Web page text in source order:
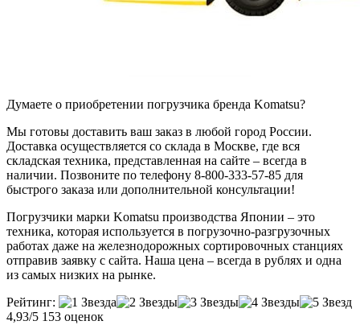
Думаете о приобретении погрузчика бренда Komatsu?
Мы готовы доставить ваш заказ в любой город России.
Доставка осуществляется со склада в Москве, где вся
складская техника, представленная на сайте – всегда в
наличии. Позвоните по телефону 8-800-333-57-85 для
быстрого заказа или дополнительной консультации!
Погрузчики марки Komatsu производства Японии – это
техника, которая используется в погрузочно-разгрузочных
работах даже на железнодорожных сортировочных станциях
отправив заявку с сайта. Наша цена – всегда в рублях и одна
из самых низких на рынке.
Рейтинг:
4,93/5 153 оценок